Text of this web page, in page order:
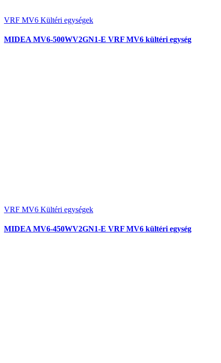
VRF MV6 Kültéri egységek
MIDEA MV6-500WV2GN1-E VRF MV6 kültéri egység
VRF MV6 Kültéri egységek
MIDEA MV6-450WV2GN1-E VRF MV6 kültéri egység